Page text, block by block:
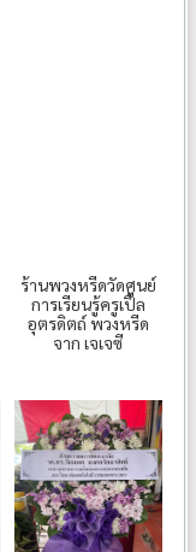
ร้านพวงหรีดวัดศูนย์
การเรียนรู้ครูเปิ้ล
อุตรดิตถ์ พวงหรีด
จาก เจเจซี